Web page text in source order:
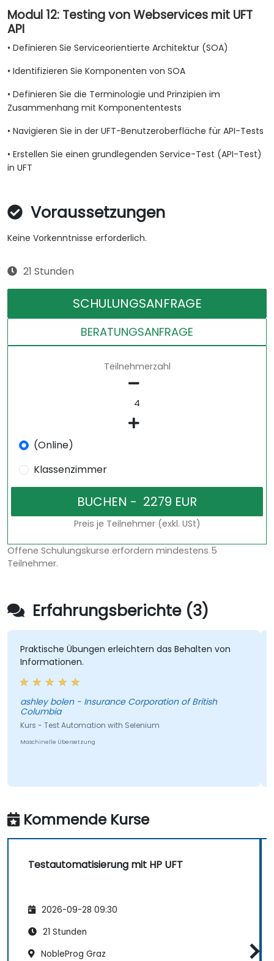
Modul 12: Testing von Webservices mit UFT
API
• Definieren Sie Serviceorientierte Architektur (SOA)
• Identifizieren Sie Komponenten von SOA
• Definieren Sie die Terminologie und Prinzipien im
Zusammenhang mit Komponententests
• Navigieren Sie in der UFT-Benutzeroberfläche für API-Tests
• Erstellen Sie einen grundlegenden Service-Test (API-Test)
in UFT
Voraussetzungen
Keine Vorkenntnisse erforderlich.
21 Stunden
SCHULUNGSANFRAGE
BERATUNGSANFRAGE
Teilnehmerzahl
(Online)
Klassenzimmer
Preis je Teilnehmer (exkl. USt)
Offene Schulungskurse erfordern mindestens 5
Teilnehmer.
Erfahrungsberichte (3)
Übungen erleichtern das Behalten von
bolen - Insurance Corporation of British
- Test Automation with Selenium
Übersetzung
Kommende Kurse
Testautomatisierung mit HP UFT
2026-09-28 09:30
21 Stunden
NobleProg Graz